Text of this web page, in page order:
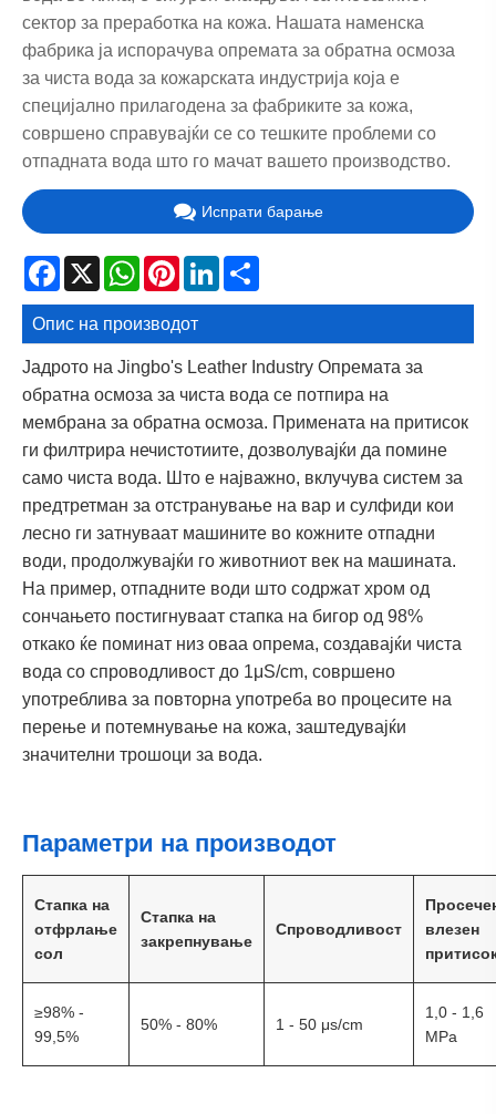
сектор за преработка на кожа. Нашата наменска
фабрика ја испорачува опремата за обратна осмоза
за чиста вода за кожарската индустрија која е
специјално прилагодена за фабриките за кожа,
совршено справувајќи се со тешките проблеми со
отпадната вода што го мачат вашето производство.
Испрати барање
Facebook
X WhatsApp
PinterestLinkedIn
Опис на производот
Јадрото на Jingbo's Leather Industry Опремата за
обратна осмоза за чиста вода се потпира на
мембрана за обратна осмоза. Примената на притисок
ги филтрира нечистотиите, дозволувајќи да помине
само чиста вода. Што е најважно, вклучува систем за
предтретман за отстранување на вар и сулфиди кои
лесно ги затнуваат машините во кожните отпадни
води, продолжувајќи го животниот век на машината.
На пример, отпадните води што содржат хром од
сончањето постигнуваат стапка на бигор од 98%
откако ќе поминат низ оваа опрема, создавајќи чиста
вода со спроводливост до 1μS/cm, совршено
употреблива за повторна употреба во процесите на
перење и потемнување на кожа, заштедувајќи
значителни трошоци за вода.
Параметри на производот
Стапка на
отфрлање
сол
Стапка на
закрепнување
Спроводливост
влезен
≥98% -
99,5%
50% - 80% 1 - 50 μs/cm
1,0 - 1,6
MPa